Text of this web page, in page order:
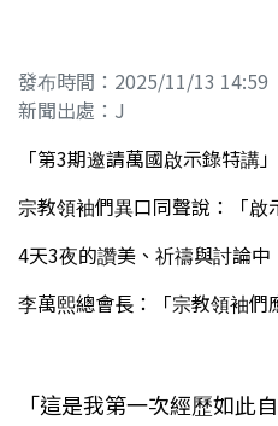
發布時間：2025/11/13 14:59
新聞出處：J
「第3期邀請萬國啟示錄特講
宗教領袖們異口同聲說：「啟
4天3夜的讚美、祈禱與討論中
李萬熙總會長：「宗教領袖們
「這是我第一次經歷如此